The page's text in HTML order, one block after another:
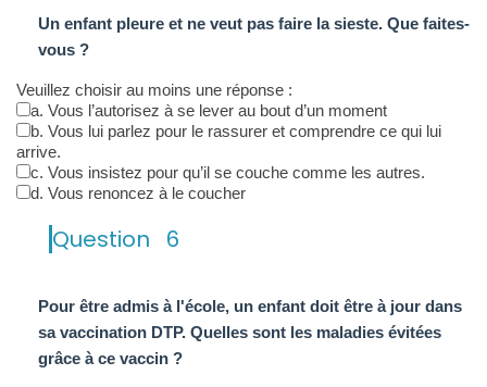
Un enfant pleure et ne veut pas faire la sieste. Que faites-
vous ?
Veuillez choisir au moins une réponse :
a. Vous l’autorisez à se lever au bout d’un moment
b. Vous lui parlez pour le rassurer et comprendre ce qui lui
arrive.
c. Vous insistez pour qu’il se couche comme les autres.
d. Vous renoncez à le coucher
Question 6
Pour être admis à l'école, un enfant doit être à jour dans
sa vaccination DTP. Quelles sont les maladies évitées
grâce à ce vaccin ?